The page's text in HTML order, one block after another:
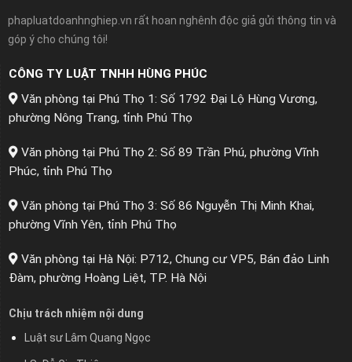
phapluatdoanhnghiep.vn rất hoan nghênh độc giả gửi thông tin và
góp ý cho chúng tôi!
CÔNG TY LUẬT TNHH HÙNG PHÚC
Văn phòng tại Phú Thọ 1: Số 1792 Đại Lộ Hùng Vương,
phường Nông Trang, tỉnh Phú Thọ
Văn phòng tại Phú Thọ 2: Số 89 Trần Phú, phường Vĩnh
Phúc, tỉnh Phú Thọ
Văn phòng tại Phú Thọ 3: Số 86 Nguyễn Thị Minh Khai,
phường Vĩnh Yên, tỉnh Phú Thọ
Văn phòng tại Hà Nội: P712, Chung cư VP5, Bán đảo Linh
Đàm, phường Hoàng Liệt, TP. Hà Nội
Chịu trách nhiệm nội dung
Luật sư Lâm Quang Ngọc